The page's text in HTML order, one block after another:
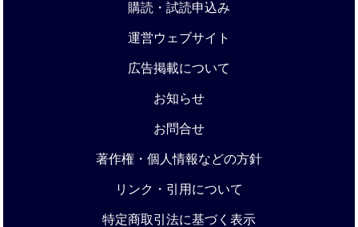
購読・試読申込み
運営ウェブサイト
広告掲載について
お知らせ
お問合せ
著作権・個人情報などの方針
リンク・引用について
特定商取引法に基づく表示